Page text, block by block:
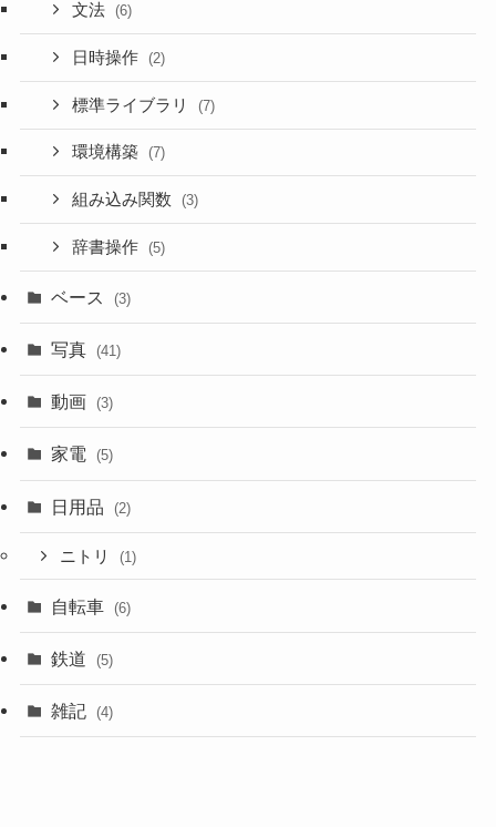
文法 (6)
日時操作 (2)
標準ライブラリ (7)
環境構築 (7)
組み込み関数 (3)
辞書操作 (5)
ベース (3)
写真 (41)
動画 (3)
家電 (5)
日用品 (2)
ニトリ (1)
自転車 (6)
鉄道 (5)
雑記 (4)